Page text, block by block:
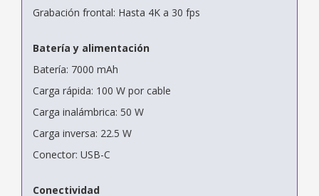
Grabación frontal: Hasta 4K a 30 fps
Batería y alimentación
Batería: 7000 mAh
Carga rápida: 100 W por cable
Carga inalámbrica: 50 W
Carga inversa: 22.5 W
Conector: USB-C
Conectividad